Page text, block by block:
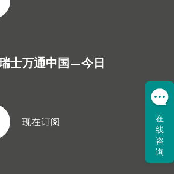
士万通中国—今日
现在订阅
在
线
咨
询